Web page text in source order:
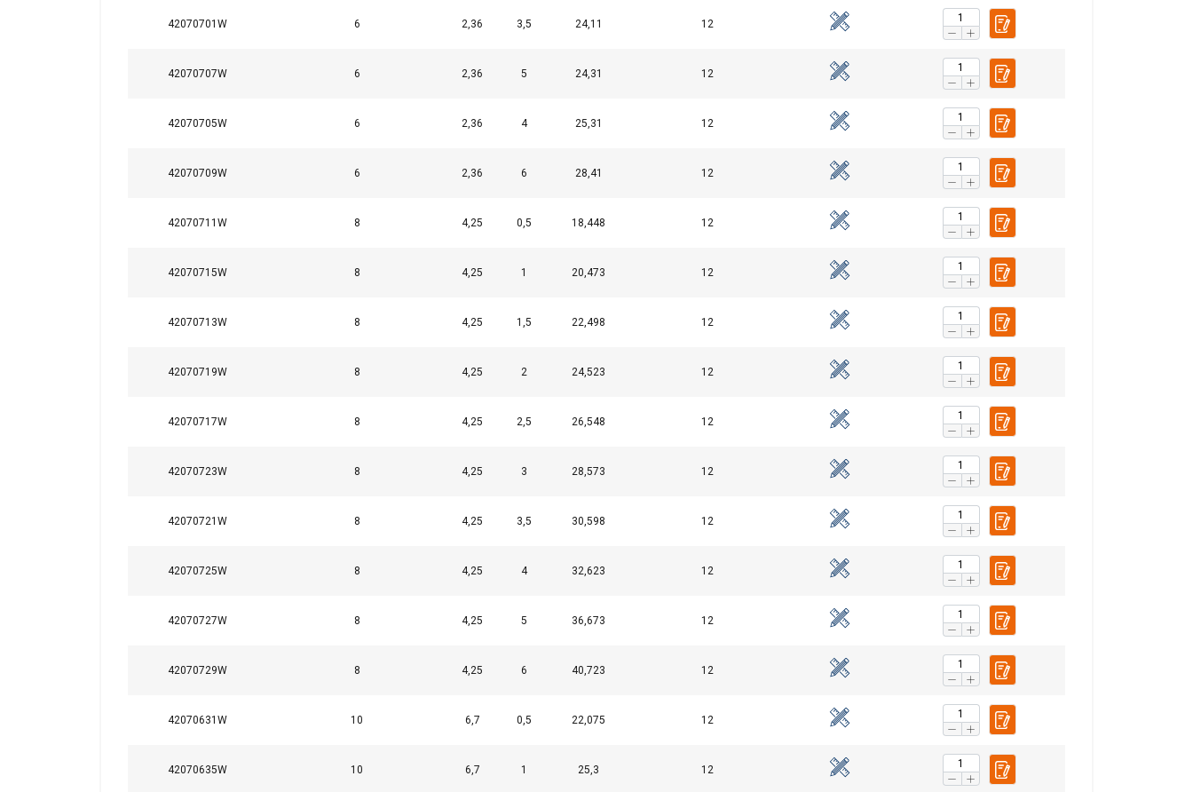
42070701W 6 2,36 3,5 24,11 12
42070707W 6 2,36 5 24,31 12
42070705W 6 2,36 4 25,31 12
42070709W 6 2,36 6 28,41 12
42070711W 8 4,25 0,5 18,448 12
42070715W 8 4,25 1 20,473 12
42070713W 8 4,25 1,5 22,498 12
42070719W 8 4,25 2 24,523 12
42070717W 8 4,25 2,5 26,548 12
42070723W 8 4,25 3 28,573 12
42070721W 8 4,25 3,5 30,598 12
42070725W 8 4,25 4 32,623 12
42070727W 8 4,25 5 36,673 12
42070729W 8 4,25 6 40,723 12
42070631W 10 6,7 0,5 22,075 12
42070635W 10 6,7 1 25,3 12
POLISH
Używamy plików cookie w celu personalizacji treści, reklam i analizy naszego ruchu. Udostępniamy
analitycznym, którzy mogą łączyć je z innymi informacjami, które im przekazałeś lub które zebrali w